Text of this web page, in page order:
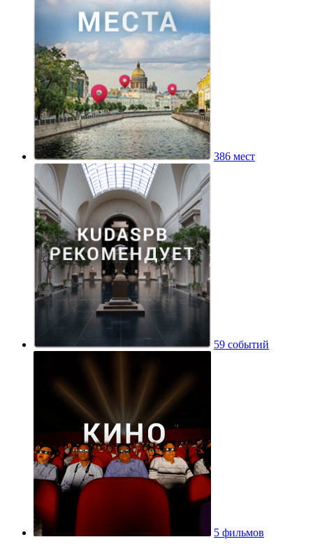
386 мест
59 событий
5 фильмов